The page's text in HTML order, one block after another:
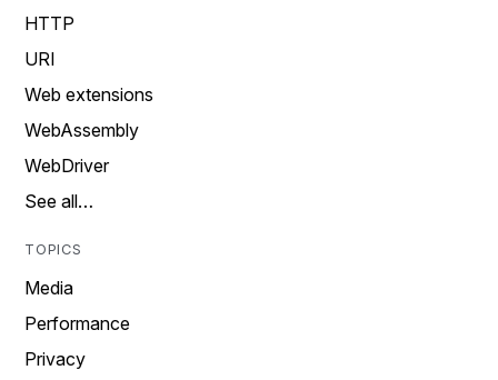
HTTP
URI
Web extensions
WebAssembly
WebDriver
See all…
TOPICS
Media
Performance
Privacy